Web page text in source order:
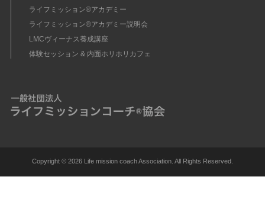
ライフミッション®︎アカデミー
ライフミッション®︎アカデミー説明会
LMCヴィーナス養成講座
体験セッション & 内面ホリホリカフェ
Copyright © 2026 Life mission coach Association. All Rights Reserved.